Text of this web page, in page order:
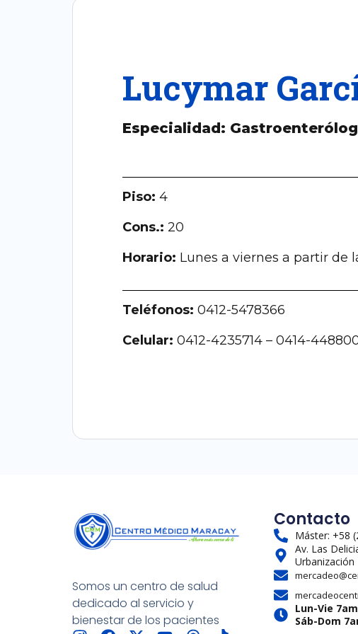
Lucymar
Especialidad:
Piso: 4
Cons.: 20
Horario: Lunes a viernes a partir de
Teléfonos: 0412-5478366
Celular: 0412-4235714 – 0414-
Somos un centro de salud
dedicado al servicio y
bienestar de los pacientes
Contacto
Máster: +58
Av. Las
Urbanización
Lun-Vie
Sáb-Dom